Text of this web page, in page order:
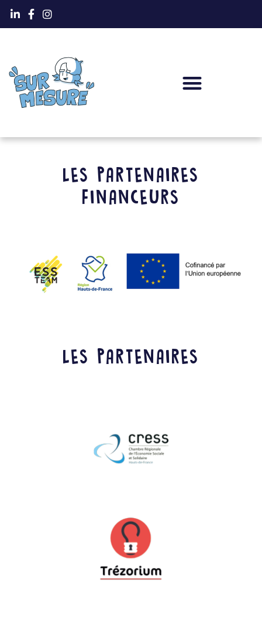
LES PARTENAIRES
FINANCEURS
LES PARTENAIRES